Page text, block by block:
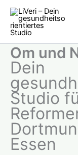
springen
Zum
Inhalt
springen
Om und
Dein
Studio
Essen